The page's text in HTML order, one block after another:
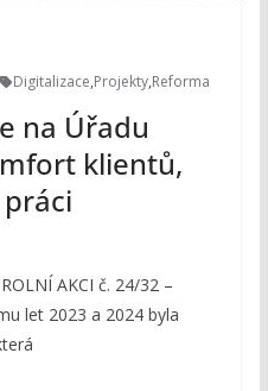
Digitalizace,Projekty,Reforma
na Úřadu
klientů,
AKCI č. 24/32 –
let 2023 a 2024 byla